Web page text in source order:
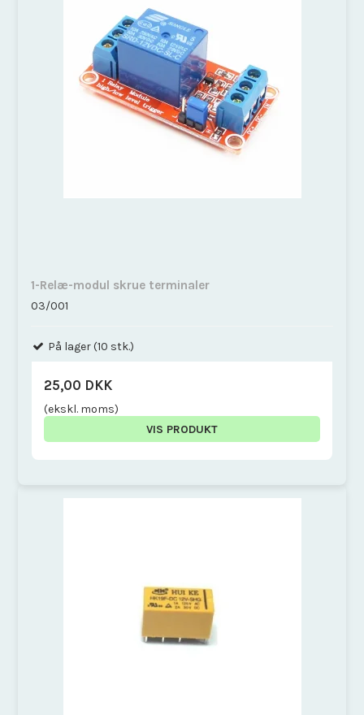
1-Relæ-modul skrue terminaler
03/001
På lager (10 stk.)
25,00 DKK
(ekskl. moms)
VIS PRODUKT